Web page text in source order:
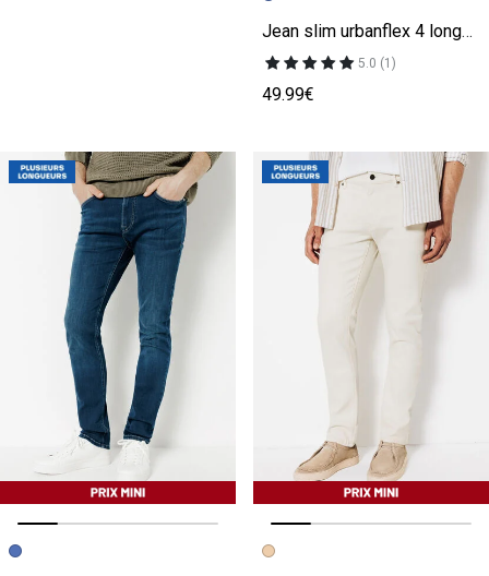
Jean slim urbanflex 4 longueurs
5.0 (1)
49.99€
Image précédente
Image suivante
Image précédente
Image suivante